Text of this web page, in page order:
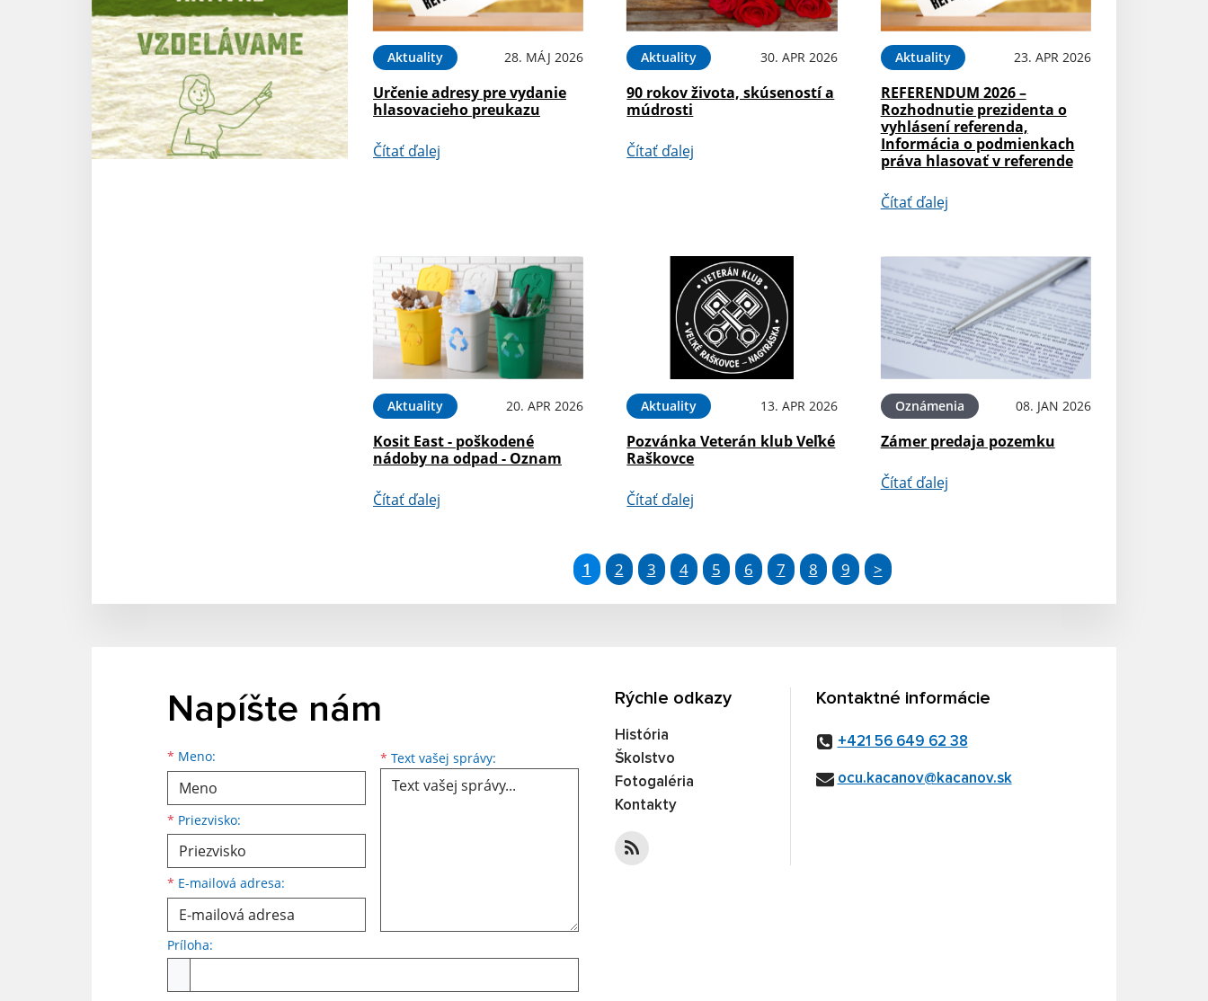
Aktuality 28. MÁJ 2026
Určenie adresy pre vydanie
hlasovacieho preukazu
Čítať ďalej
Aktuality 30. APR 2026
90 rokov života, skúseností a
múdrosti
Čítať ďalej
Aktuality 23. APR 2026
REFERENDUM 2026 –
Rozhodnutie prezidenta o
vyhlásení referenda,
Informácia o podmienkach
práva hlasovať v referende
Čítať ďalej
Aktuality 20. APR 2026
Kosit East - poškodené
nádoby na odpad - Oznam
Čítať ďalej
Aktuality 13. APR 2026
Pozvánka Veterán klub Veľké
Raškovce
Čítať ďalej
Oznámenia 08. JAN 2026
Zámer predaja pozemku
Čítať ďalej
1 2 3 4 5 6 7 8 9 >
Napíšte nám
* Meno:
Meno
* Priezvisko:
Priezvisko
* E-mailová adresa:
E-mailová adresa * Text vašej správy: Text vašej správy...
Príloha:
Rýchle odkazy
História
Školstvo
Fotogaléria
Kontakty
Kontaktné informácie
+421 56 649 62 38
ocu.kacanov@kacanov.sk